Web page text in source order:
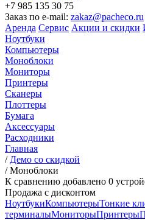
+7 985 135 30 75
Заказ по e-mail: zakaz@pacheco.ru
Аренда Сервис Акции и скидки
Ноутбуки
Компьютеры
Моноблоки
Мониторы
Принтеры
Сканеры
Плоттеры
Бумага
Аксессуары
Расходники
Главная
/ Демо со скидкой
/Моноблоки
К сравнению добавлено 0
Продажа с дисконтом
НоутбукиКомпьютерыТонкие
терминалыМониторыПринтеры